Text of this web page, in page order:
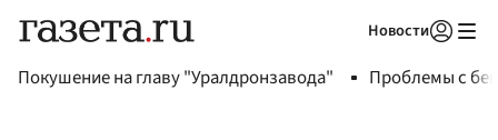
Новости
Покушение на главу "Уралдронзавода" Проблемы с